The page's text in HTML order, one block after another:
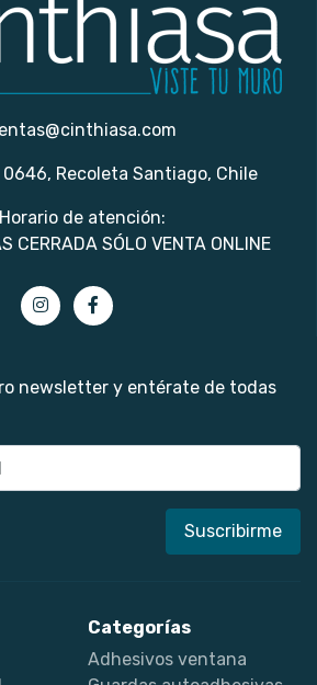
Recoleta Santiago, Chile
de atención:
CERRADA SÓLO VENTA ONLINE
newsletter y entérate de todas
Categorías
Adhesivos ventana